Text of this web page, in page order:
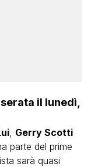
il lunedì,
, Gerry Scotti
parte del prime
sarà quasi